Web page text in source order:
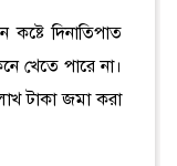
দিনাতিপাত
খেতে পারে না।
টাকা জমা করা